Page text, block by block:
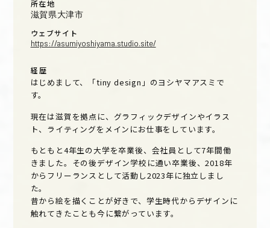
所在地
滋賀県大津市
ウェブサイト
https://asumiyoshiyama.studio.site/
経歴
はじめまして、「tiny design」のヨシヤマアスミで
す。
現在は滋賀を拠点に、グラフィックデザインやイラス
ト、ライティングをメインにお仕事をしています。
もともと4年生の大学を卒業後、会社員として7年間働
きました。その後デザイン学校に通い卒業後、2018年
からフリーランスとして活動し2023年に独立しまし
た。
昔から絵を描くことが好きで、学生時代からデザインに
触れてきたことも今に繋がっています。